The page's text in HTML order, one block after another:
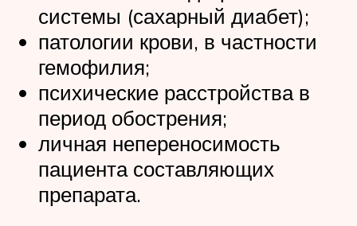
системы (сахарный диабет);
патологии крови, в частности
гемофилия;
психические расстройства в
период обострения;
личная непереносимость
пациента составляющих
препарата.